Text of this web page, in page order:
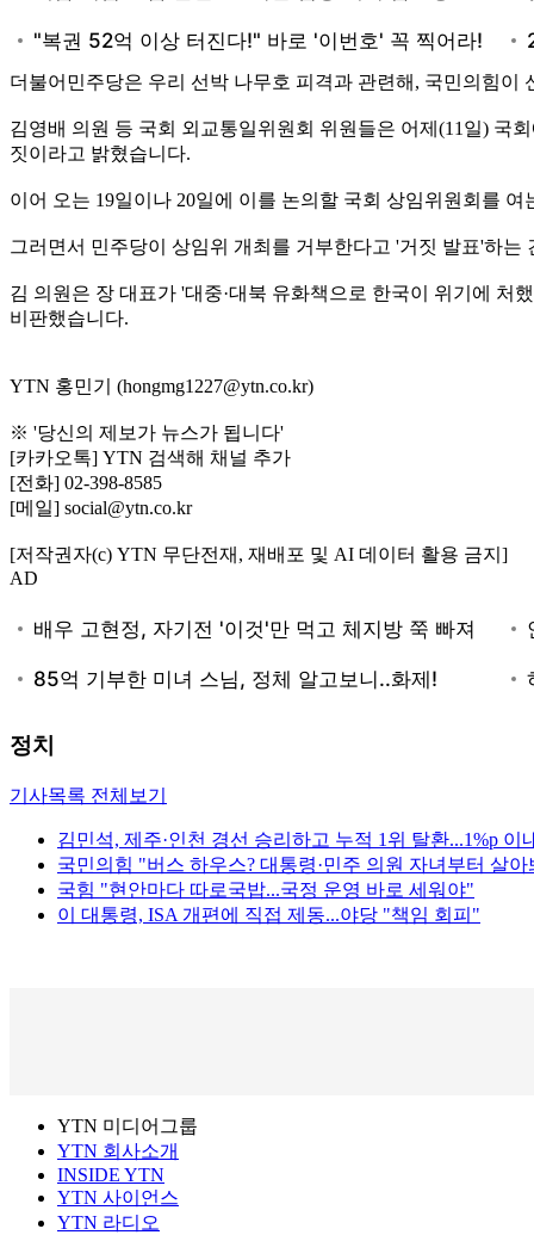
더불어민주당은 우리 선박 나무호 피격과 관련해, 국민의힘
김영배 의원 등 국회 외교통일위원회 위원들은 어제(11일) 국
짓이라고 밝혔습니다.
이어 오는 19일이나 20일에 이를 논의할 국회 상임위원회를
그러면서 민주당이 상임위 개최를 거부한다고 '거짓 발표'하
김 의원은 장 대표가 '대중·대북 유화책으로 한국이 위기에 처
비판했습니다.
YTN 홍민기 (hongmg1227@ytn.co.kr)
※ '당신의 제보가 뉴스가 됩니다'
[카카오톡] YTN 검색해 채널 추가
[전화] 02-398-8585
[메일] social@ytn.co.kr
[저작권자(c) YTN 무단전재, 재배포 및 AI 데이터 활용 금지]
AD
정치
기사목록 전체보기
김민석, 제주·인천 경선 승리하고 누적 1위 탈환...1%p 이
국민의힘 "버스 하우스? 대통령·민주 의원 자녀부터 살
국힘 "현안마다 따로국밥...국정 운영 바로 세워야"
이 대통령, ISA 개편에 직접 제동...야당 "책임 회피"
YTN 미디어그룹
YTN 회사소개
INSIDE YTN
YTN 사이언스
YTN 라디오